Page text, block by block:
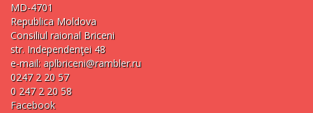
MD-4701
Republica Moldova
Consiliul raional Briceni
str. Independenţei 48
e-mail: aplbriceni@rambler.ru
0247 2 20 57
0 247 2 20 58
Facebook